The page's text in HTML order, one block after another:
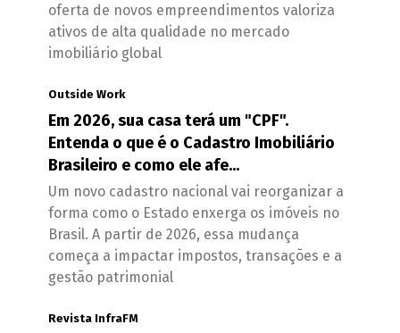
oferta de novos empreendimentos valoriza
ativos de alta qualidade no mercado
imobiliário global
Outside Work
Em 2026, sua casa terá um "CPF".
Entenda o que é o Cadastro Imobiliário
Brasileiro e como ele afe...
Um novo cadastro nacional vai reorganizar a
forma como o Estado enxerga os imóveis no
Brasil. A partir de 2026, essa mudança
começa a impactar impostos, transações e a
gestão patrimonial
Revista InfraFM